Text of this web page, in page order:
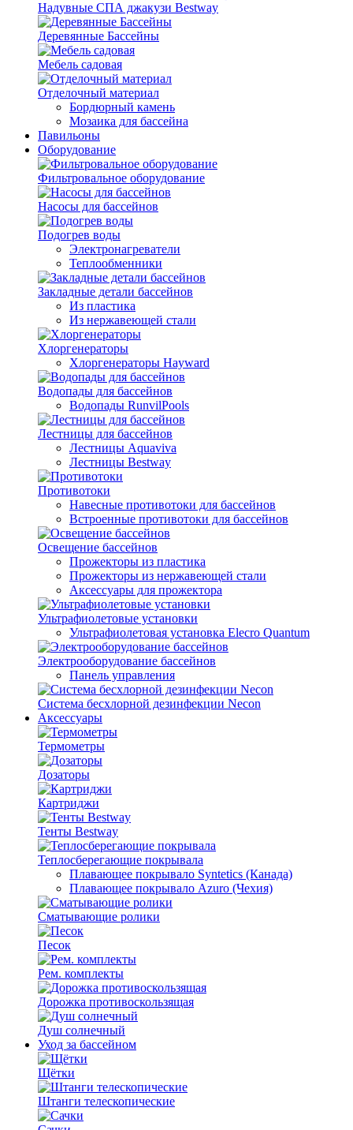
Надувные СПА джакузи Bestway
Деревянные Бассейны
Мебель садовая
Отделочный материал
Бордюрный камень
Мозаика для бассейна
Павильоны
Оборудование
Фильтровальное оборудование
Насосы для бассейнов
Подогрев воды
Электронагреватели
Теплообменники
Закладные детали бассейнов
Из пластика
Из нержавеющей стали
Хлоргенераторы
Хлоргенераторы Hayward
Водопады для бассейнов
Водопады RunvilPools
Лестницы для бассейнов
Лестницы Aquaviva
Лестницы Bestway
Противотоки
Навесные противотоки для бассейнов
Встроенные противотоки для бассейнов
Освещение бассейнов
Прожекторы из пластика
Прожекторы из нержавеющей стали
Аксессуары для прожектора
Ультрафиолетовые установки
Ультрафиолетовая установка Elecro Quantum
Электрооборудование бассейнов
Панель управления
Система бесхлорной дезинфекции Necon
Аксессуары
Термометры
Дозаторы
Картриджи
Тенты Bestway
Теплосберегающие покрывала
Плавающее покрывало Syntetics (Канада)
Плавающее покрывало Azuro (Чехия)
Сматывающие ролики
Песок
Рем. комплекты
Дорожка противоскользящая
Душ солнечный
Уход за бассейном
Щётки
Штанги телескопические